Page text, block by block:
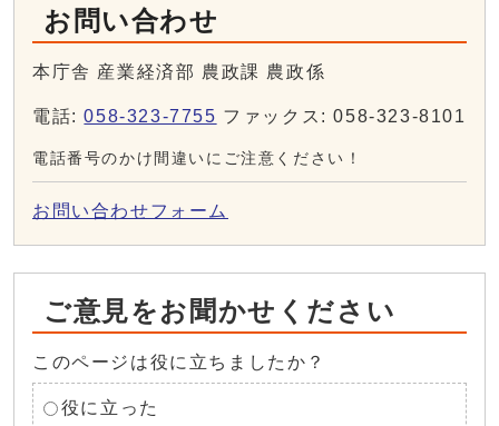
お問い合わせ
本庁舎 産業経済部 農政課 農政係
電話:058-323-7755 ファックス: 058-323-8101
電話番号のかけ間違いにご注意ください！
お問い合わせフォーム
ご意見をお聞かせください
このページは役に立ちましたか？
役に立った